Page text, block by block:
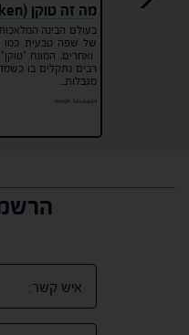
בעולם הבינה
רבים נתקלים בו
מגבלות...
#fullstack #פיתוח